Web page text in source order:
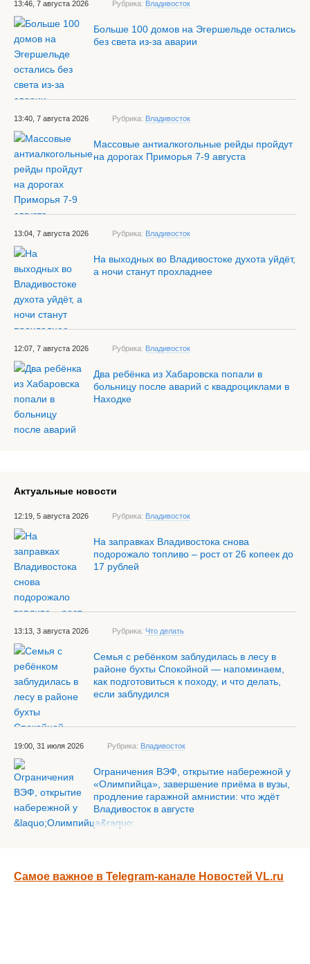
13:46, 7 августа 2026 Рубрика: Владивосток
Больше 100 домов на Эгершельде остались
без света из-за аварии
13:40, 7 августа 2026 Рубрика: Владивосток
Массовые антиалкогольные рейды пройдут
на дорогах Приморья 7-9 августа
13:04, 7 августа 2026 Рубрика: Владивосток
На выходных во Владивостоке духота уйдёт,
а ночи станут прохладнее
12:07, 7 августа 2026 Рубрика: Владивосток
Два ребёнка из Хабаровска попали в
больницу после аварий с квадроциклами в
Находке
Актуальные новости
12:19, 5 августа 2026 Рубрика: Владивосток
На заправках Владивостока снова
подорожало топливо – рост от 26 копеек до
17 рублей
13:13, 3 августа 2026 Рубрика: Что делать
Семья с ребёнком заблудилась в лесу в
районе бухты Спокойной — напоминаем,
как подготовиться к походу, и что делать,
если заблудился
19:00, 31 июля 2026 Рубрика: Владивосток
Ограничения ВЭФ, открытие набережной у
«Олимпийца», завершение приёма в вузы,
продление гаражной амнистии: что ждёт
Владивосток в августе
Самое важное в Telegram-канале Новостей VL.ru